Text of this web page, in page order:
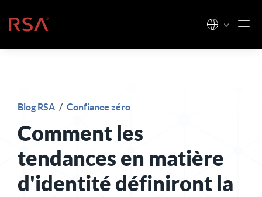
Accueil
Blog RSA / Confiance zéro
Comment les
tendances en matière
d'identité définiront la